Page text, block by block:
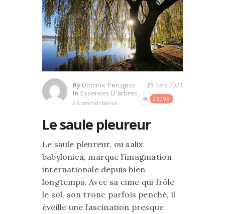
By Dominic Perugino
In Essences D'arbres
2 Commentaires
26098
21 Sep 2021
Le saule pleureur
Le saule pleureur, ou salix
babylonica, marque l’imagination
internationale depuis bien
longtemps. Avec sa cime qui frôle
le sol, son tronc parfois penché, il
éveille une fascination presque